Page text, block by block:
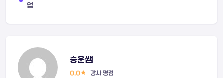
업
승운쌤
0.0 강사 평점